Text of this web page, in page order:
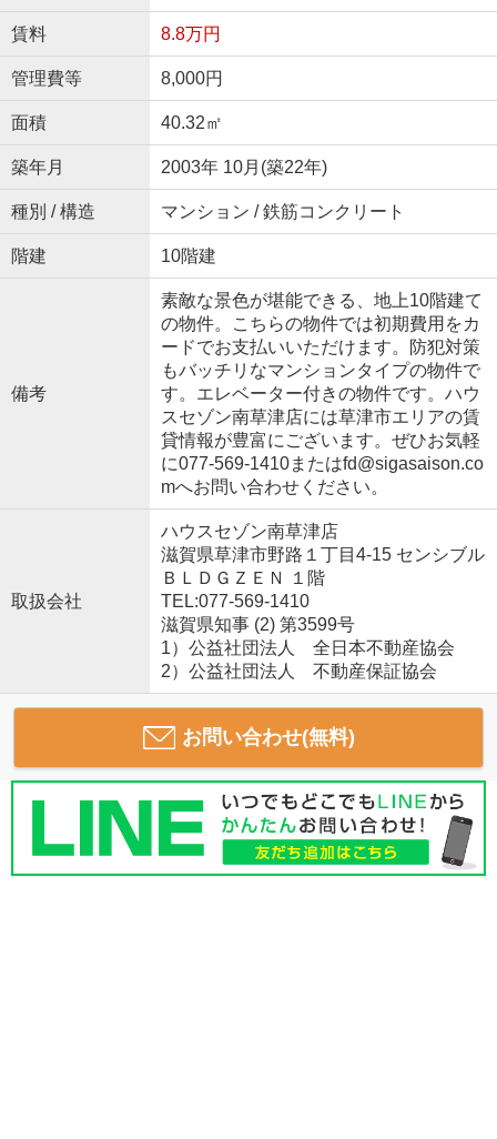
賃料 8.8万円
管理費等 8,000円
面積 40.32㎡
築年月 2003年 10月(築22年)
種別 / 構造 マンション / 鉄筋コンクリート
階建 10階建
備考
素敵な景色が堪能できる、地上10階建て
の物件。こちらの物件では初期費用をカ
ードでお支払いいただけます。防犯対策
もバッチリなマンションタイプの物件で
す。エレベーター付きの物件です。ハウ
スセゾン南草津店には草津市エリアの賃
貸情報が豊富にございます。ぜひお気軽
に077-569-1410またはfd@sigasaison.co
mへお問い合わせください。
取扱会社
ハウスセゾン南草津店
滋賀県草津市野路１丁目4-15 センシブル
ＢＬＤＧＺＥＮ １階
TEL:077-569-1410
滋賀県知事 (2) 第3599号
1）公益社団法人 全日本不動産協会
2）公益社団法人 不動産保証協会
お問い合わせ(無料)